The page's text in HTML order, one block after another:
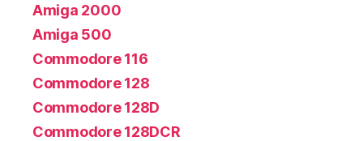
Amiga 2000
Amiga 500
Commodore 116
Commodore 128
Commodore 128D
Commodore 128DCR